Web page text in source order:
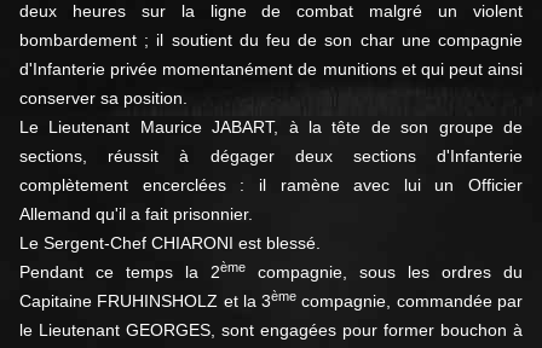
deux heures sur la ligne de combat malgré un violent
bombardement ; il soutient du feu de son char une compagnie
d'Infanterie privée momentanément de munitions et qui peut ainsi
conserver sa position.
Le Lieutenant Maurice JABART, à la tête de son groupe de
sections, réussit à dégager deux sections d'Infanterie
complètement encerclées : il ramène avec lui un Officier
Allemand qu'il a fait prisonnier.
Le Sergent-Chef CHIARONI est blessé.
Pendant ce temps la 2ème
compagnie, sous les ordres du
Capitaine FRUHINSHOLZ et la 3ème compagnie, commandée par
le Lieutenant GEORGES, sont engagées pour former bouchon à